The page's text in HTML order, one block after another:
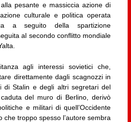
pesante e massiccia azione di
culturale e politica operata
a seguito della spartizione
al secondo conflitto mondiale
agli interessi sovietici che,
direttamente dagli scagnozzi in
di Stalin e degli altri segretari del
del muro di Berlino, derivò
e militari di quell’Occidente
che troppo spesso l’autore sembra